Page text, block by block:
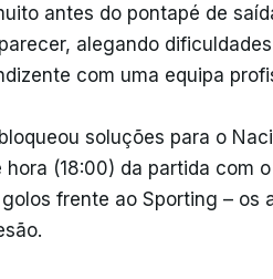
antes do pontapé de
alegando
com uma equipa
soluções para o
(18:00) da partida com
frente ao Sporting – os